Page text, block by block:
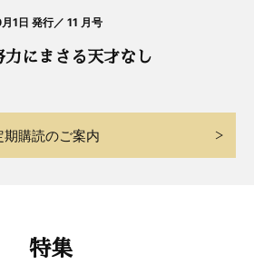
1日 発行／ 11 月号
力にまさる天才なし
期購読のご案内
特集